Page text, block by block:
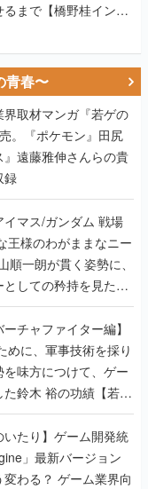
まで【橋野桂インタ
青春〜
取材マンガ『若ゲの
。『ポケモン』田尻
遠藤雅伸さんらの貴
録
ス/ガンダム 戦場
王様のわがままなニー
一朗が貫く姿勢に、
しての矜持を見た
回】
チャファイター編】
めに、軍事技術を採り
味方につけて、ゲー
鈴木 裕の功績【若ゲ
いたり】ゲーム開発統
」最新バージョン
わる？ ゲーム業界向